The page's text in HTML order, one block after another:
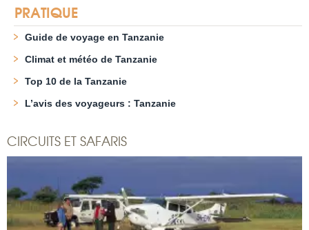
PRATIQUE
Guide de voyage en Tanzanie
Climat et météo de Tanzanie
Top 10 de la Tanzanie
L’avis des voyageurs : Tanzanie
CIRCUITS ET SAFARIS